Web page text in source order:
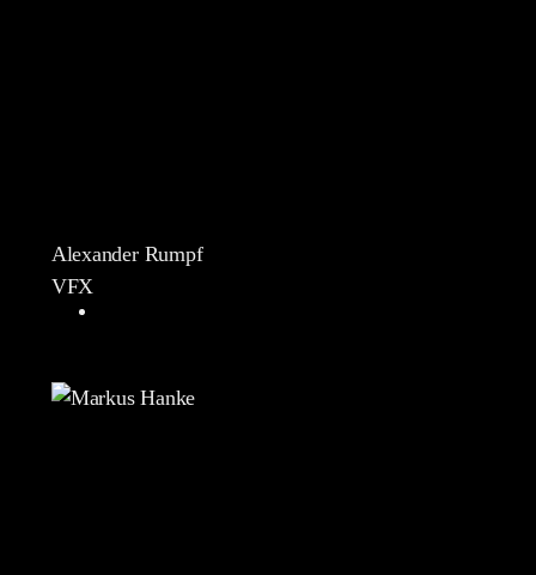
Alexander Rumpf
VFX